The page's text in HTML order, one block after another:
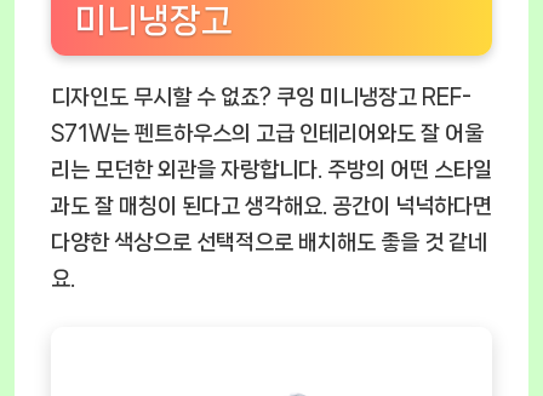
미니냉장고
디자인도 무시할 수 없죠? 쿠잉 미니냉장고 REF-
S71W는 펜트하우스의 고급 인테리어와도 잘 어울
리는 모던한 외관을 자랑합니다. 주방의 어떤 스타일
과도 잘 매칭이 된다고 생각해요. 공간이 넉넉하다면
다양한 색상으로 선택적으로 배치해도 좋을 것 같네
요.